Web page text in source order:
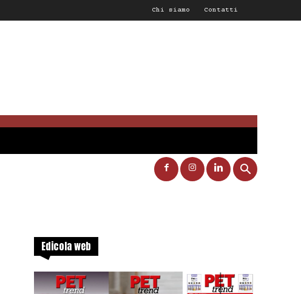
Chi siamo Contatti
Edicola web